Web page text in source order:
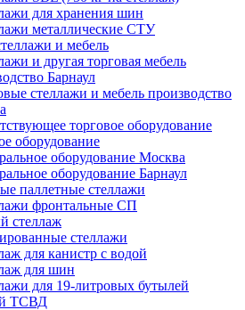
для хранения шин
металлические СТУ
и мебель
и другая торговая мебель
Барнаул
стеллажи и мебель производство
торговое оборудование
оборудование
оборудование Москва
оборудование Барнаул
паллетные стеллажи
фронтальные СП
стеллаж
стеллажи
для канистр с водой
для шин
для 19-литровых бутылей
ТСВД